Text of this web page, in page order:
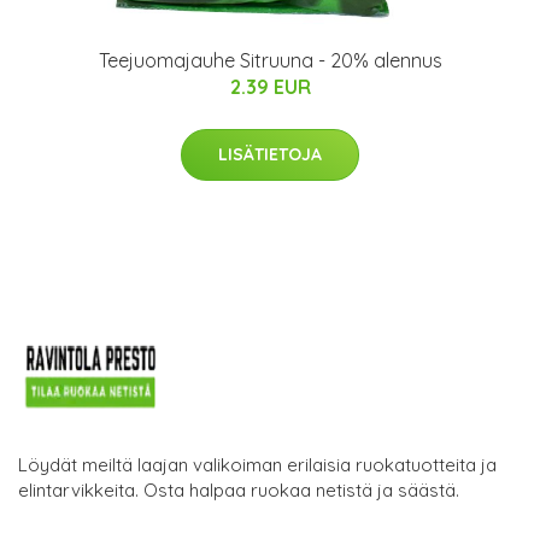
Teejuomajauhe Sitruuna - 20% alennus
2.39 EUR
LISÄTIETOJA
Löydät meiltä laajan valikoiman erilaisia ruokatuotteita ja
elintarvikkeita. Osta halpaa ruokaa netistä ja säästä.